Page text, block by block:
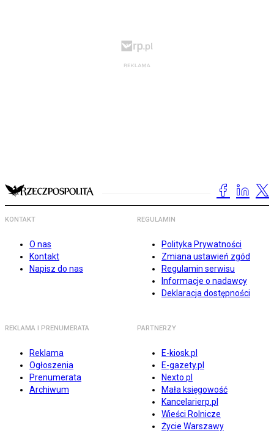
KONTAKT
O nas
Kontakt
Napisz do nas
REGULAMIN
Polityka Prywatności
Zmiana ustawień zgód
Regulamin serwisu
Informacje o nadawcy
Deklaracja dostępności
REKLAMA I PRENUMERATA
Reklama
Ogłoszenia
Prenumerata
Archiwum
PARTNERZY
E-kiosk.pl
E-gazety.pl
Nexto.pl
Mała księgowość
Kancelarierp.pl
Wieści Rolnicze
Życie Warszawy